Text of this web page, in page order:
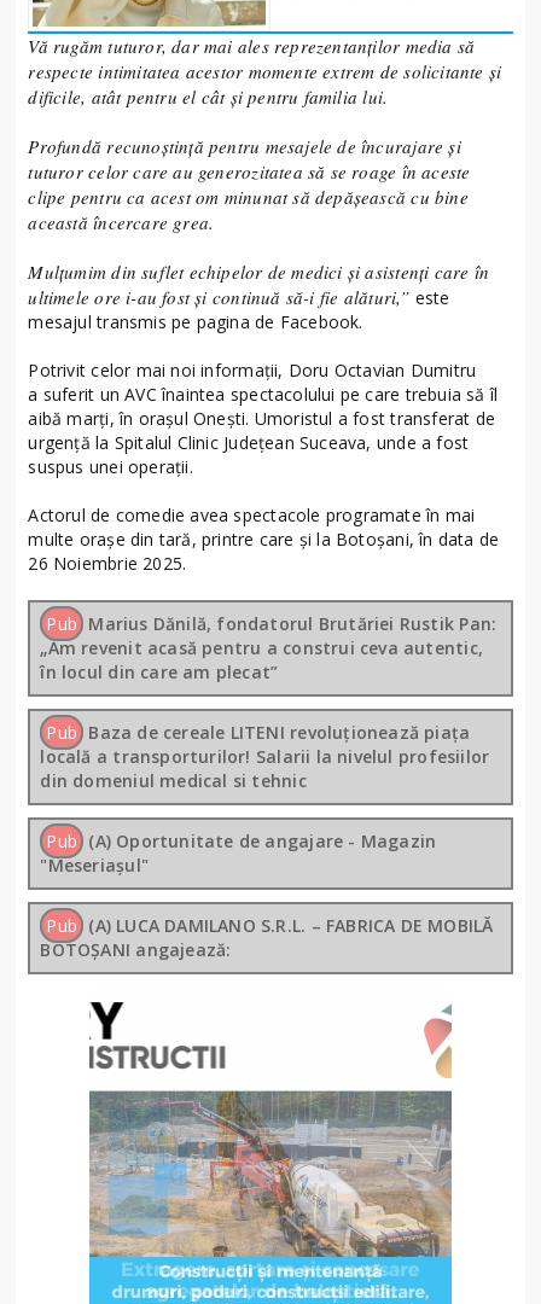
Vă rugăm tuturor, dar mai ales reprezentanților media să
respecte intimitatea acestor momente extrem de solicitante și
dificile, atât pentru el cât și pentru familia lui.
Profundă recunoștință pentru mesajele de încurajare și
tuturor celor care au generozitatea să se roage în aceste
clipe pentru ca acest om minunat să depășească cu bine
această încercare grea.
Mulțumim din suflet echipelor de medici și asistenți care în
ultimele ore i-au fost și continuă să-i fie alături,” este
mesajul transmis pe pagina de Facebook.
Potrivit celor mai noi informații, Doru Octavian Dumitru
a suferit un AVC înaintea spectacolului pe care trebuia să îl
aibă marți, în orașul Onești. Umoristul a fost transferat de
urgență la Spitalul Clinic Județean Suceava, unde a fost
suspus unei operații.
Actorul de comedie avea spectacole programate în mai
multe orașe din tară, printre care și la Botoșani, în data de
26 Noiembrie 2025.
Pub Marius Dănilă, fondatorul Brutăriei Rustik Pan:
„Am revenit acasă pentru a construi ceva autentic,
în locul din care am plecat”
Pub Baza de cereale LITENI revoluționează piața
locală a transporturilor! Salarii la nivelul profesiilor
din domeniul medical si tehnic
Pub (A) Oportunitate de angajare - Magazin
"Meseriașul"
Pub (A) LUCA DAMILANO S.R.L. – FABRICA DE MOBILĂ
BOTOȘANI angajează: